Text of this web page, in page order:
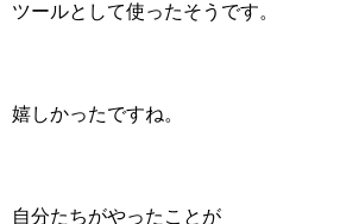
ツールとして使ったそうです。
嬉しかったですね。
自分たちがやったことが